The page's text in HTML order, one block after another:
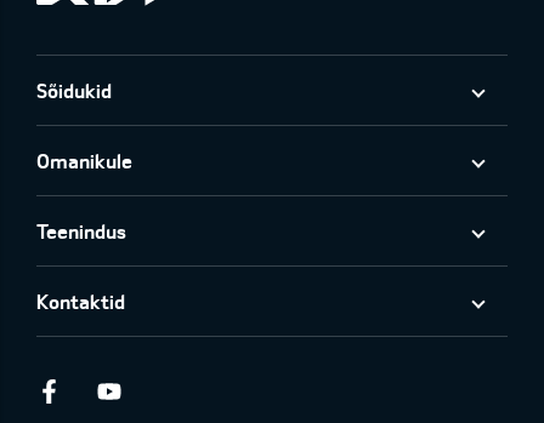
Sõidukid
Omanikule
Teenindus
Kontaktid
Facebook